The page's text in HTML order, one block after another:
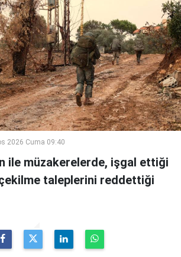
2026 Cuma 09:40
ile müzakerelerde, işgal ettiği
taleplerini reddettiği